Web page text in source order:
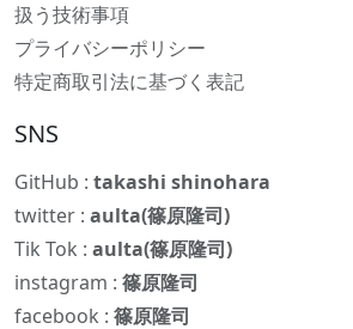
扱う技術事項
プライバシーポリシー
特定商取引法に基づく表記
SNS
GitHub : takashi shinohara
twitter : aulta(篠原隆司)
Tik Tok : aulta(篠原隆司)
instagram : 篠原隆司
facebook : 篠原隆司